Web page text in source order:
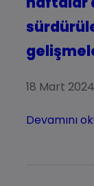
18 Mart 2024
Devamını